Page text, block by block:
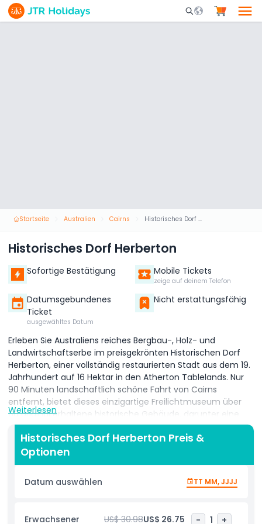
Mobile Search
Startseite Australien Cairns Historisches Dorf Herberton
Historisches Dorf Herberton
Sofortige Bestätigung Mobile Tickets
zeige auf deinem Telefon
Datumsgebundenes
Ticket
ausgewähltes Datum
Nicht erstattungsfähig
Erleben Sie Australiens reiches Bergbau-, Holz- und
Landwirtschaftserbe im preisgekrönten Historischen Dorf
Herberton, einer vollständig restaurierten Stadt aus dem 19.
Jahrhundert auf 16 Hektar in den Atherton Tablelands. Nur
90 Minuten landschaftlich schöne Fahrt von Cairns
entfernt, bietet dieses einzigartige Freilichtmuseum über
60 original erhaltene historische Gebäude, darunter eine
Schule, Bank, Kneipe, Apotheke und Druckerei. Schlendern
Sie durch charmante Straßen, gesäumt von Vintage-
Geschäften, pferdegezogenen Kutschen und
authentischen Ausstellungen aus der Zeit. Sehen Sie
Tausende seltener australischer Antiquitäten,
Sammlerstücke, altmodische Maschinen und klassische
Pioniervergangenheit mit interaktiven Ausstellungen, Live-
Weiterlesen
Historisches Dorf Herberton Preis &
Optionen
Datum auswählen TT MM, JJJJ
Erwachsener US$ 30.98US$ 26.75 - 1 +